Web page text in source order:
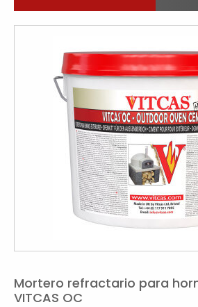
Mortero refractario para
VITCAS OC